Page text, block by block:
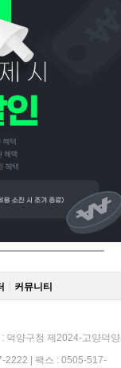
커뮤니티
덕양구청 제2024-고양덕양
2222 | 팩스 : 0505-517-